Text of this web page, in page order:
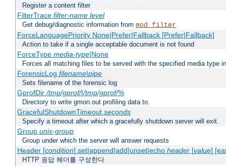
Register a content filter
FilterTrace filter-name level
Get debug/diagnostic information from mod_filter
ForceLanguagePriority None|Prefer|Fallback [Prefer|Fallback]
Action to take if a single acceptable document is not found
ForceType media-type|None
Forces all matching files to be served with the specified media type
ForensicLog filename|pipe
Sets filename of the forensic log
GprofDir/tmp/gprof/|/tmp/gprof/%
Directory to write gmon.out profiling data to.
GracefulShutdownTimeout seconds
Specify a timeout after which a gracefully shutdown server will exit.
Group unix-group
Group under which the server will answer requests
Header [condition] set|append|add|unset|echo header[value]
HTTP 응답 헤더를 구성한다